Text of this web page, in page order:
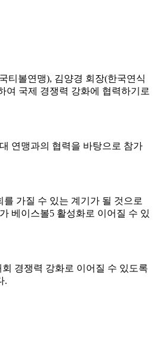
티볼연맹), 김양경 회장(한국연식
여 국제 경쟁력 강화에 협력하기로
연맹과의 협력을 바탕으로 참가
가질 수 있는 계기가 될 것으로
베이스볼5 활성화로 이어질 수 있
경쟁력 강화로 이어질 수 있도록
.